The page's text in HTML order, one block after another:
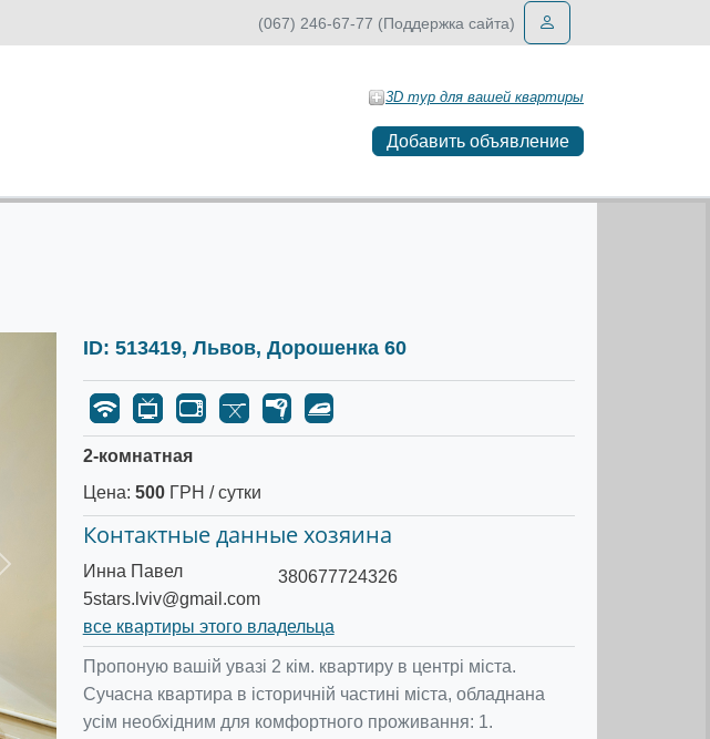
(067) 246-67-77 (Поддержка сайта)
3D тур для вашей квартиры
Добавить объявление
Следующее
ID: 513419, Львов, Дорошенка 60
2-комнатная
Цена: 500ГРН / сутки
Контактные данные хозяина
Инна Павел
5stars.lviv@gmail.com
380677724326
все квартиры этого владельца
Пропоную вашій увазі 2 кім. квартиру в центрі міста.
Сучасна квартира в історичній частині міста, обладнана
усім необхідним для комфортного проживання: 1.